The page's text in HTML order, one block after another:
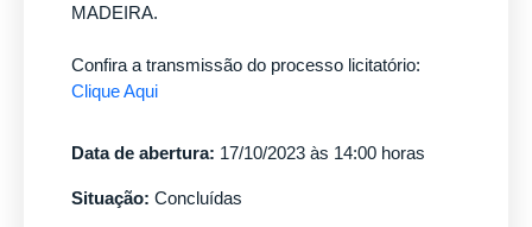
MADEIRA.
Confira a transmissão do processo licitatório:
Clique Aqui
Data de abertura: 17/10/2023 às 14:00 horas
Situação: Concluídas